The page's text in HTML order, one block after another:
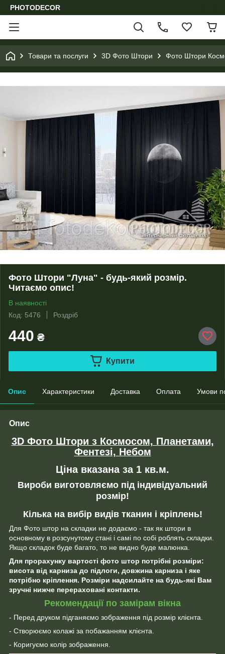
PHOTODECOR
Товари та послуги 3D Фото Штори Фото Штори
Фото Штори "Луна" - будь-який розмір.
Читаємо опис!
В наявності
Код: 5476
Роздріб
440 ₴
Купити
Опис Характеристики Доставка Оплата Умови
Опис
3D Фото Штори з Космосом, Планетами,
Фентезі, Небом
Ціна вказана за 1 кв.м.
Вироби виготовляємо під індивідуальний
розмір!
Кілька на вибір видів тканин і кріплень!
Для Фото штор на складки не додаємо - так як штори в
основному в розсунутому стані і самі по собі роблять складки.
Якщо складок буде багато, то не видно буде малюнка.
Для прорахунку вартості фото штор потрібні розміри:
висота від карниза до підлоги, довжина карниза і яке
потрібно кріплення. Розміри надсилайте на будь-які Вам
зручні нижче перераховані контакти.
Рекомендації по замірам вікна
- Перед друком підганяємо зображення під розмір клієнта.
- Створюємо колажі за побажанням клієнта.
- Коригуємо колір зображення.